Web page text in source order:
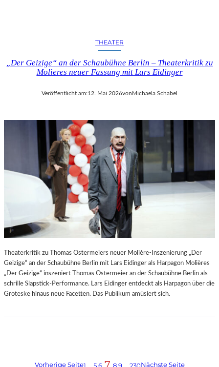
THEATER
„Der Geizige“ an der Schaubühne Berlin – Theaterkritik zu
Molìeres neuer Fassung mit Lars Eidinger
Veröffentlicht am:12. Mai 2026von Michaela Schabel
Theaterkritik zu Thomas Ostermeiers neuer Molière-Inszenierung „Der
Geizige“ an der Schaubühne Berlin mit Lars Eidinger als Harpagon Molières
„Der Geizige“ inszeniert Thomas Ostermeier an der Schaubühne Berlin als
schrille Slapstick-Performance. Lars Eidinger entdeckt als Harpagon über die
Groteske hinaus neue Facetten. Das Publikum amüsiert sich.
Vorherige Seite Nächste Seite